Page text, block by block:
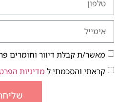
מאשר/ת קבלת דיוור וחומרים
קראתי והסכמתי ל מדיניות